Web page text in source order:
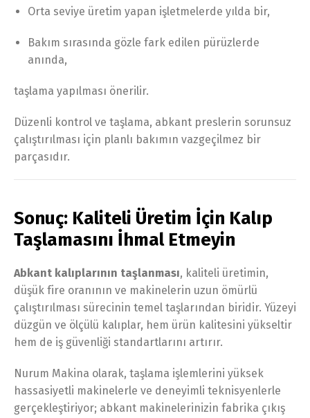
Orta seviye üretim yapan işletmelerde yılda bir,
Bakım sırasında gözle fark edilen pürüzlerde
anında,
taşlama yapılması önerilir.
Düzenli kontrol ve taşlama, abkant preslerin sorunsuz
çalıştırılması için planlı bakımın vazgeçilmez bir
parçasıdır.
Sonuç: Kaliteli Üretim İçin Kalıp
Taşlamasını İhmal Etmeyin
Abkant kalıplarının taşlanması, kaliteli üretimin,
düşük fire oranının ve makinelerin uzun ömürlü
çalıştırılması sürecinin temel taşlarından biridir. Yüzeyi
düzgün ve ölçülü kalıplar, hem ürün kalitesini yükseltir
hem de iş güvenliği standartlarını artırır.
Nurum Makina olarak, taşlama işlemlerini yüksek
hassasiyetli makinelerle ve deneyimli teknisyenlerle
gerçekleştiriyor; abkant makinelerinizin fabrika çıkış